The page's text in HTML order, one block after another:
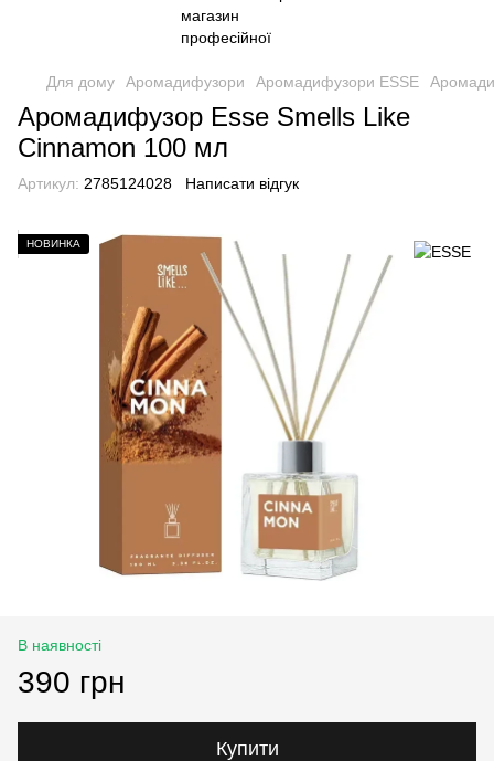
Для дому Аромадифузори Аромадифузори ESSE
Аромадифузор Esse Smells Like
Cinnamon 100 мл
Артикул: 2785124028 Написати відгук
НОВИНКА
В наявності
390 грн
Купити